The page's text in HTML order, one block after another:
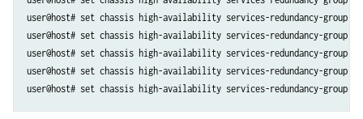
user@host# set chassis high-availability services-redundancy-
user@host# set chassis high-availability services-redundancy-group
user@host# set chassis high-availability services-redundancy-
user@host# set chassis high-availability services-redundancy-group
user@host# set chassis high-availability services-redundancy-